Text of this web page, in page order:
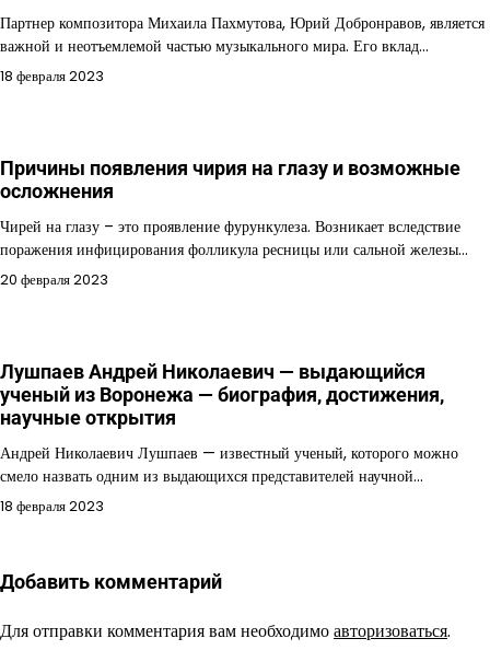
Партнер композитора Михаила Пахмутова, Юрий Добронравов, является
важной и неотъемлемой частью музыкального мира. Его вклад…
18 февраля 2023
Причины появления чирия на глазу и возможные
осложнения
Чирей на глазу – это проявление фурункулеза. Возникает вследствие
поражения инфицирования фолликула ресницы или сальной железы…
20 февраля 2023
Лушпаев Андрей Николаевич — выдающийся
ученый из Воронежа — биография, достижения,
научные открытия
Андрей Николаевич Лушпаев — известный ученый, которого можно
смело назвать одним из выдающихся представителей научной…
18 февраля 2023
Добавить комментарий
Для отправки комментария вам необходимоавторизоваться.